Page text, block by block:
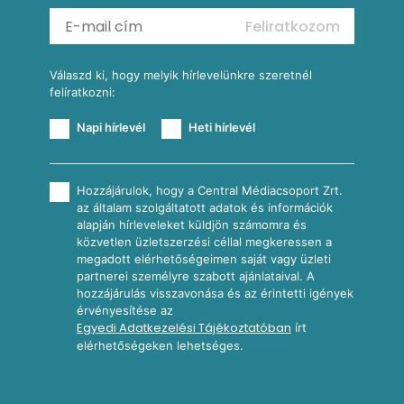
Reggeli receptek
Feliratkozom
Válaszd ki, hogy melyik hírlevelünkre szeretnél
felíratkozni:
Napi hírlevél Heti hírlevél
Hozzájárulok, hogy a Central Médiacsoport Zrt.
az általam szolgáltatott adatok és információk
alapján hírleveleket küldjön számomra és
közvetlen üzletszerzési céllal megkeressen a
megadott elérhetőségeimen saját vagy üzleti
partnerei személyre szabott ajánlataival. A
hozzájárulás visszavonása és az érintetti igények
érvényesítése az
Egyedi Adatkezelési Tájékoztatóban írt
elérhetőségeken lehetséges.